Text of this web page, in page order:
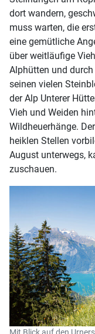
dort wandern,
muss warten, die
eine gemütliche
über weitläufige
Alphütten und
seinen vielen
der Alp Unterer
Vieh und Weiden
Wildheuerhänge.
heiklen Stellen
August unterwegs,
zuschauen.